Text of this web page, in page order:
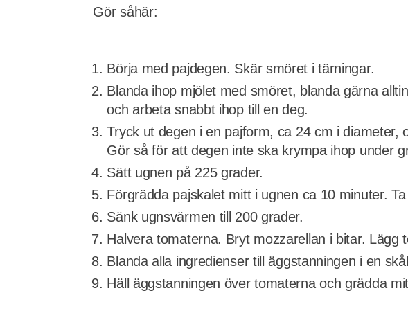
Gör såhär:
Börja med pajdegen. Skär smöret i tärningar.
Blanda ihop mjölet med smöret, blanda gärna
och arbeta snabbt ihop till en deg.
Tryck ut degen i en pajform, ca 24 cm i
Gör så för att degen inte ska krympa ihop under
Sätt ugnen på 225 grader.
Förgrädda pajskalet mitt i ugnen ca 10 minuter.
Sänk ugnsvärmen till 200 grader.
Halvera tomaterna. Bryt mozzarellan i bitar.
Blanda alla ingredienser till äggstanningen i en
Häll äggstanningen över tomaterna och grädda